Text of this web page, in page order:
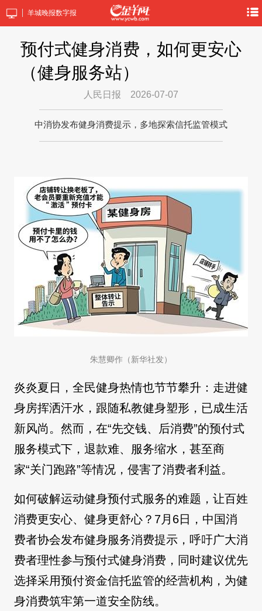
羊城晚报数字报
预付式健身消费，如何更安心
（健身服务站）
人民日报 2026-07-07
中消协发布健身消费提示，多地探索信托监管模式
朱慧卿作（新华社发）
炎炎夏日，全民健身热情也节节攀升：走进健
身房挥洒汗水，跟随私教健身塑形，已成生活
新风尚。然而，在“先交钱、后消费”的预付式
服务模式下，退款难、服务缩水，甚至商
家“关门跑路”等情况，侵害了消费者利益。
如何破解运动健身预付式服务的难题，让百姓
消费更安心、健身更舒心？7月6日，中国消
费者协会发布健身服务消费提示，呼吁广大消
费者理性参与预付式健身消费，同时建议优先
选择采用预付资金信托监管的经营机构，为健
身消费筑牢第一道安全防线。